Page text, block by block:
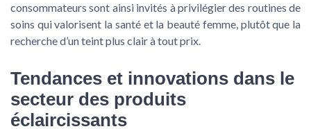
consommateurs sont ainsi invités à privilégier des routines de
soins qui valorisent la santé et la beauté femme, plutôt que la
recherche d’un teint plus clair à tout prix.
Tendances et innovations dans le
secteur des produits
éclaircissants